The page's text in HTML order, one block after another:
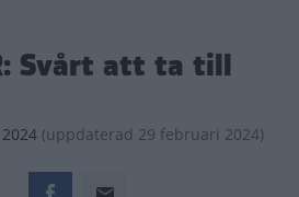
Svårt att ta till
(uppdaterad 29 februari 2024)